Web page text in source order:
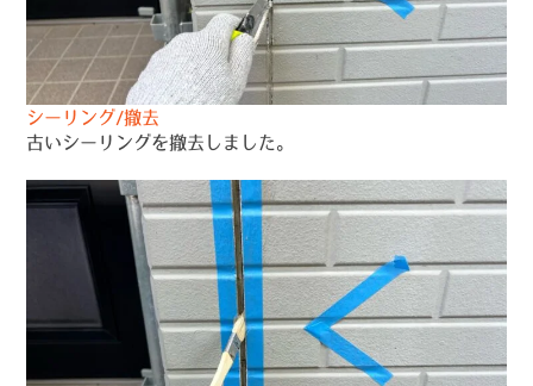
シーリング/撤去
古いシーリングを撤去しました。